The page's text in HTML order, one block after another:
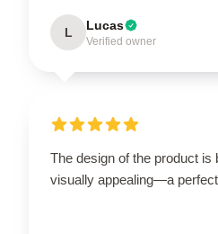
L Lucas
Verified owner
The design of the product is
visually appealing—a